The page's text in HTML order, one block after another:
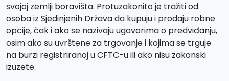
svojoj zemlji boravišta. Protuzakonito je tražiti od
osoba iz Sjedinjenih Država da kupuju i prodaju robne
opcije, čak i ako se nazivaju ugovorima o predviđanju,
osim ako su uvrštene za trgovanje i kojima se trguje
na burzi registriranoj u CFTC-u ili ako nisu zakonski
izuzete.